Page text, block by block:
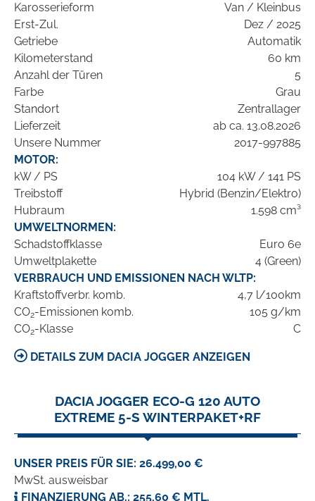
Karosserieform
Van / Kleinbus
Erst-Zul.
Dez / 2025
Getriebe
Automatik
Kilometerstand
60 km
Anzahl der Türen
5
Farbe
Grau
Standort
Zentrallager
Lieferzeit
ab ca. 13.08.2026
Unsere Nummer
2017-997885
MOTOR:
kW / PS
104 kW / 141 PS
Treibstoff
Hybrid (Benzin/Elektro)
Hubraum
1.598 cm³
UMWELTNORMEN:
Schadstoffklasse
Euro 6e
Umweltplakette
4 (Green)
VERBRAUCH UND EMISSIONEN NACH WLTP:
Kraftstoffverbr. komb.
4,7 l/100km
CO2-Emissionen komb.
105 g/km
CO2-Klasse C
DETAILS ZUM DACIA JOGGER ANZEIGEN
DACIA JOGGER ECO-G 120 AUTO
EXTREME 5-S WINTERPAKET+RF
UNSER PREIS FÜR SIE: 26.499,00 €
MwSt. ausweisbar
FINANZIERUNG AB.: 255,60 € MTL.